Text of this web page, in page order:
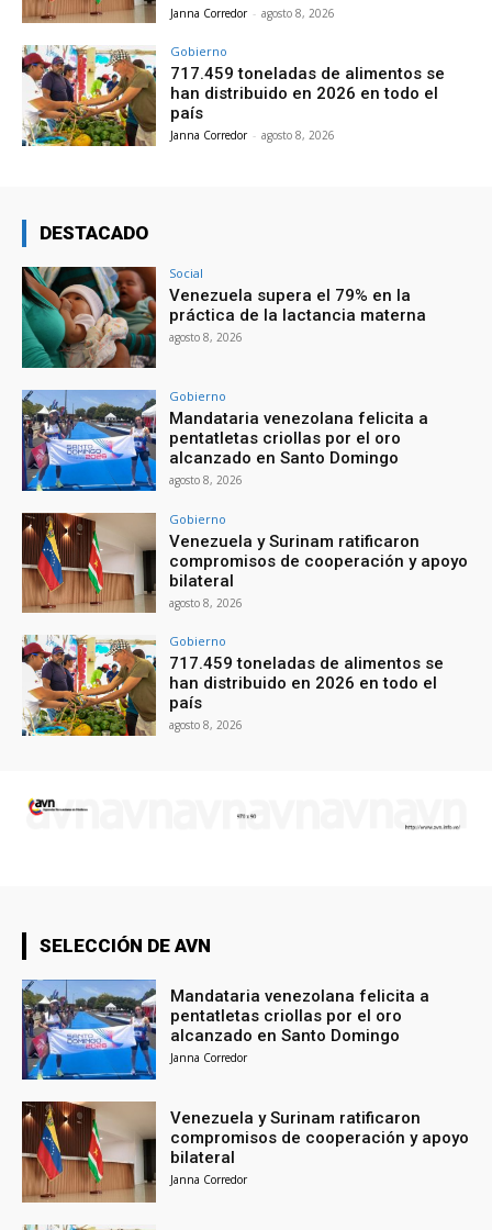
Janna Corredor - agosto 8, 2026
Gobierno
717.459 toneladas de alimentos se
han distribuido en 2026 en todo el
país
Janna Corredor - agosto 8, 2026
DESTACADO
Social
Venezuela supera el 79% en la
práctica de la lactancia materna
agosto 8, 2026
Gobierno
Mandataria venezolana felicita a
pentatletas criollas por el oro
alcanzado en Santo Domingo
agosto 8, 2026
Gobierno
Venezuela y Surinam ratificaron
compromisos de cooperación y apoyo
bilateral
agosto 8, 2026
Gobierno
717.459 toneladas de alimentos se
han distribuido en 2026 en todo el
país
agosto 8, 2026
SELECCIÓN DE AVN
Mandataria venezolana felicita a
pentatletas criollas por el oro
alcanzado en Santo Domingo
Janna Corredor
Venezuela y Surinam ratificaron
compromisos de cooperación y apoyo
bilateral
Janna Corredor